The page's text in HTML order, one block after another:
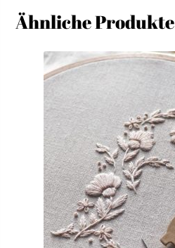
Ähnliche Produkte